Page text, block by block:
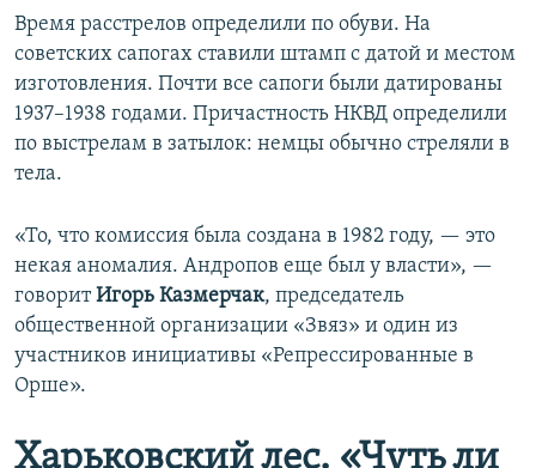
Время расстрелов определили по обуви. На
советских сапогах ставили штамп с датой и местом
изготовления. Почти все сапоги были датированы
1937–1938 годами. Причастность НКВД определили
по выстрелам в затылок: немцы обычно стреляли в
тела.
«То, что комиссия была создана в 1982 году, — это
некая аномалия. Андропов еще был у власти», —
говоритИгорь Казмерчак, председатель
общественной организации «Звяз» и один из
участников инициативы «Репрессированные в
Орше».
Харьковский лес. «Чуть ли